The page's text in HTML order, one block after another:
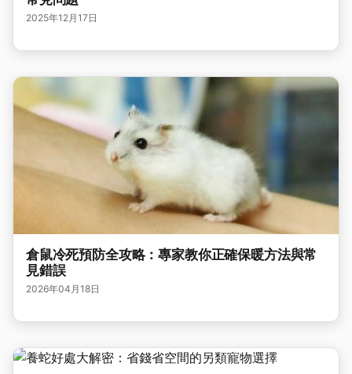
2025年12月17日
倉鼠冷死預防全攻略：專家教你正確保暖方法與常
見錯誤
2026年04月18日